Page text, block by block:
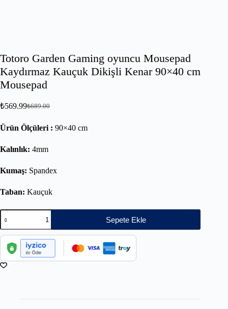
Totoro Garden Gaming oyuncu Mousepad
Kaydırmaz Kauçuk Dikişli Kenar 90×40 cm
Mousepad
₺689.00
₺569.99
Ürün Ölçüleri : 90×40 cm
Kalınlık: 4mm
Kumaş: Spandex
Taban: Kauçuk
Sepete Ekle